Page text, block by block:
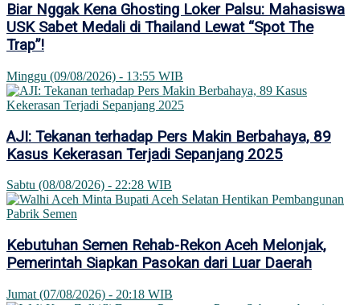
Biar Nggak Kena Ghosting Loker Palsu: Mahasiswa
USK Sabet Medali di Thailand Lewat “Spot The
Trap”!
Minggu (09/08/2026) - 13:55 WIB
AJI: Tekanan terhadap Pers Makin Berbahaya, 89
Kasus Kekerasan Terjadi Sepanjang 2025
Sabtu (08/08/2026) - 22:28 WIB
Kebutuhan Semen Rehab-Rekon Aceh Melonjak,
Pemerintah Siapkan Pasokan dari Luar Daerah
Jumat (07/08/2026) - 20:18 WIB